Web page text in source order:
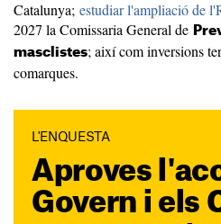
Catalunya; estudiar l'ampliació de
2027 la Comissaria General de
masclistes; així com inversions
comarques.
L'ENQUESTA
Aproves
Govern i els